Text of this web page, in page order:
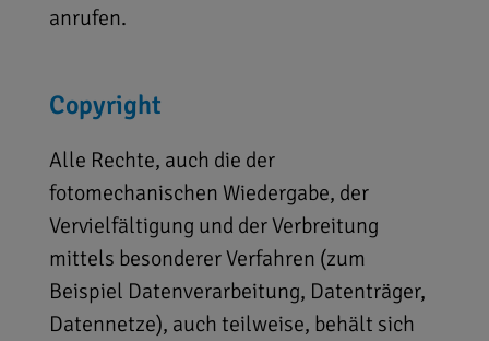
anrufen.
Copyright
Alle Rechte, auch die der
fotomechanischen Wiedergabe, der
Vervielfältigung und der Verbreitung
mittels besonderer Verfahren (zum
Beispiel Datenverarbeitung, Datenträger,
Datennetze), auch teilweise, behält sich